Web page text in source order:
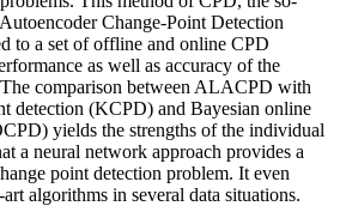
Change-Point Detection
to a set of offline and online CPD
as well as accuracy of the
comparison between ALACPD with
detection (KCPD) and Bayesian online
yields the strengths of the individual
a neural network approach provides a
point detection problem. It even
algorithms in several data situations.